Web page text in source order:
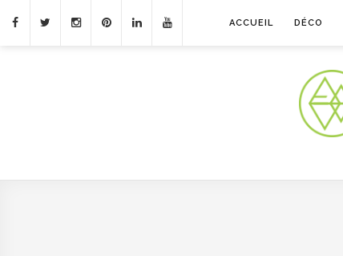
ACCUEIL DÉCO